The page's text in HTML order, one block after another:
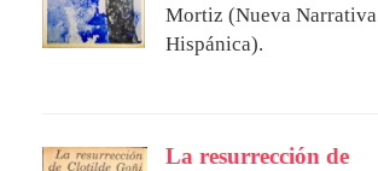
Mortiz (Nueva Narrativa
Hispánica).
La resurrección de